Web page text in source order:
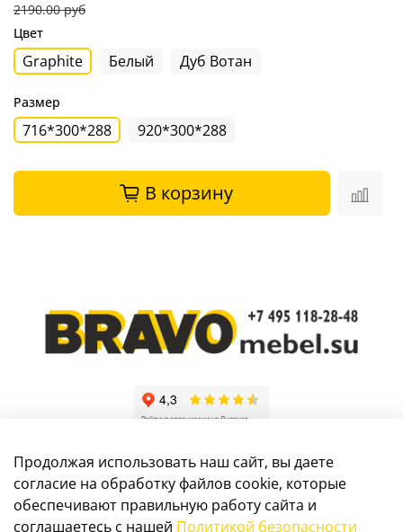
2190.00 руб
Цвет
Graphite Белый Дуб Вотан
Размер
716*300*288 920*300*288
В корзину
Информация, размещенная на сайте, не является
Продолжая использовать наш сайт, вы даете
согласие на обработку файлов cookie, которые
обеспечивают правильную работу сайта и
соглашаетесь с нашей Политикой безопасности